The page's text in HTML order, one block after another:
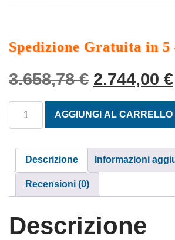
Spedizione Gratuita in
3.658,78€ Il prezzo
2.744,00 €
AGGIUNGI AL CARRELLO
Descrizione Informazioni
Recensioni (0)
Descrizione